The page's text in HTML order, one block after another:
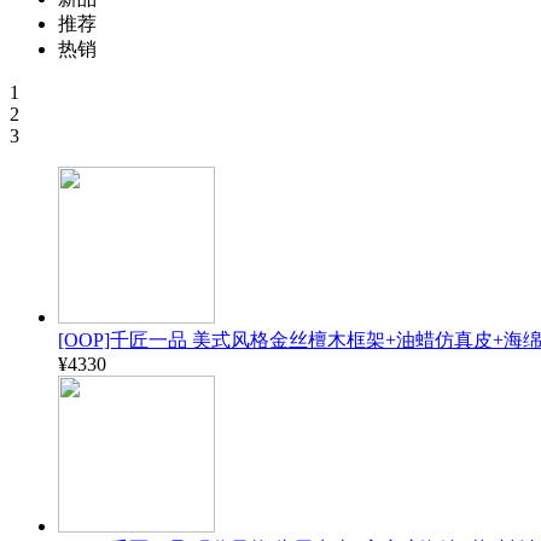
推荐
热销
1
2
3
[OOP]千匠一品 美式风格金丝檀木框架+油蜡仿真皮+海
¥4330